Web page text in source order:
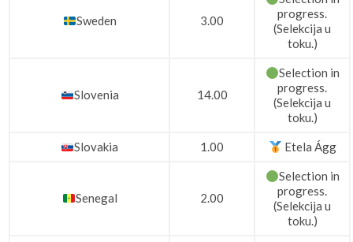
Sweden 3.00
progress.
(Selekcija u
toku.)
Slovenia 14.00
Selection in
progress.
(Selekcija u
toku.)
Slovakia 1.00 Etela Ágg
Senegal 2.00
Selection in
progress.
(Selekcija u
toku.)